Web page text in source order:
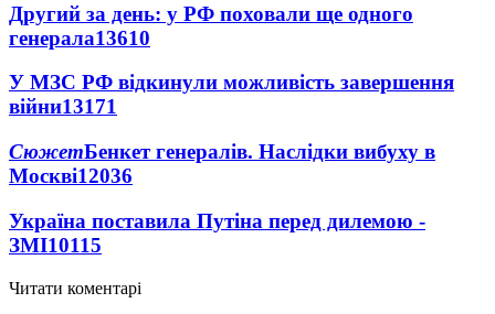
Другий за день: у РФ поховали ще одного
генерала13610
У МЗС РФ відкинули можливість завершення
війни13171
СюжетБенкет генералів. Наслідки вибуху в
Москві12036
Україна поставила Путіна перед дилемою -
ЗМІ10115
Читати коментарі